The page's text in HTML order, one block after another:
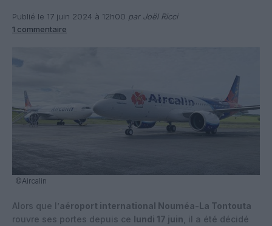
Publié le 17 juin 2024 à 12h00 par Joël Ricci
1 commentaire
©Aircalin
Alors que l’aéroport international Nouméa-La Tontouta
rouvre ses portes depuis ce lundi 17 juin , il a été décidé